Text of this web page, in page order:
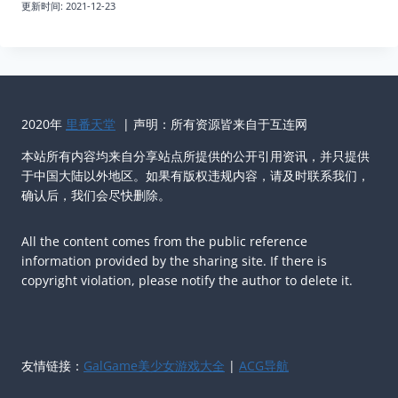
更新时间: 2021-12-23
2020年 里番天堂 | 声明：所有资源皆来自于互连网
本站所有内容均来自分享站点所提供的公开引用资讯，并只提供
于中国大陆以外地区。如果有版权违规内容，请及时联系我们，
确认后，我们会尽快删除。
All the content comes from the public reference
information provided by the sharing site. If there is
copyright violation, please notify the author to delete it.
友情链接： GalGame美少女游戏大全 | ACG导航